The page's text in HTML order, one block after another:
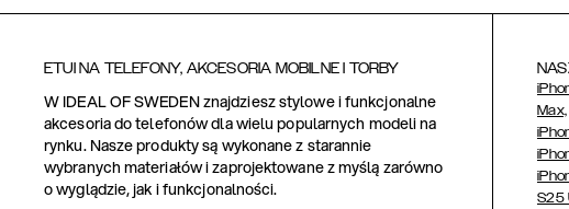
ETUI NA TELEFONY, AKCESORIA MOBILNE I TORBY
W IDEAL OF SWEDEN znajdziesz stylowe i funkcjonalne
akcesoria do telefonów dla wielu popularnych modeli na
rynku. Nasze produkty są wykonane z starannie
wybranych materiałów i zaprojektowane z myślą zarówno
o wyglądzie, jak i funkcjonalności.
Max,
S25